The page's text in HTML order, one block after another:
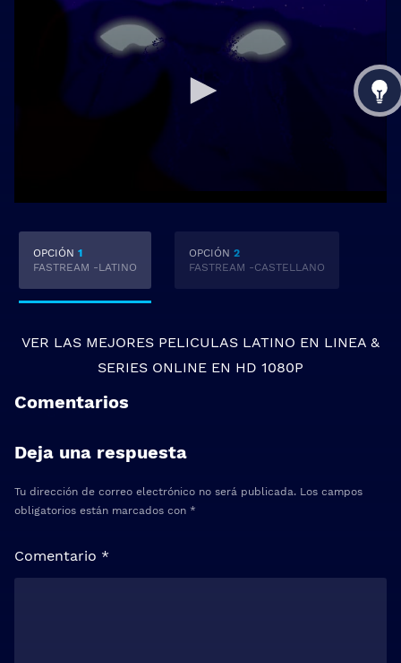
OPCIÓN 1
FASTREAM -LATINO
OPCIÓN 2
FASTREAM -CASTELLANO
VER LAS MEJORES PELICULAS LATINO EN LINEA &
SERIES ONLINE EN HD 1080P
Comentarios
Deja una respuesta
Tu dirección de correo electrónico no será publicada. Los campos
obligatorios están marcados con *
Comentario *